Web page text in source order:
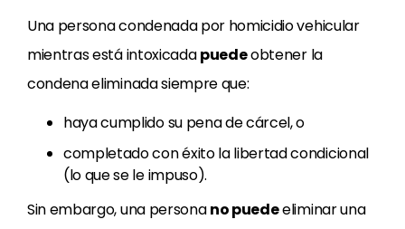
Una persona condenada por homicidio vehicular
mientras está intoxicadapuedeobtener la
condena eliminada siempre que:
haya cumplido su pena de cárcel, o
completado con éxito la libertad condicional
(lo que se le impuso).
Sin embargo, una personano puedeeliminar una